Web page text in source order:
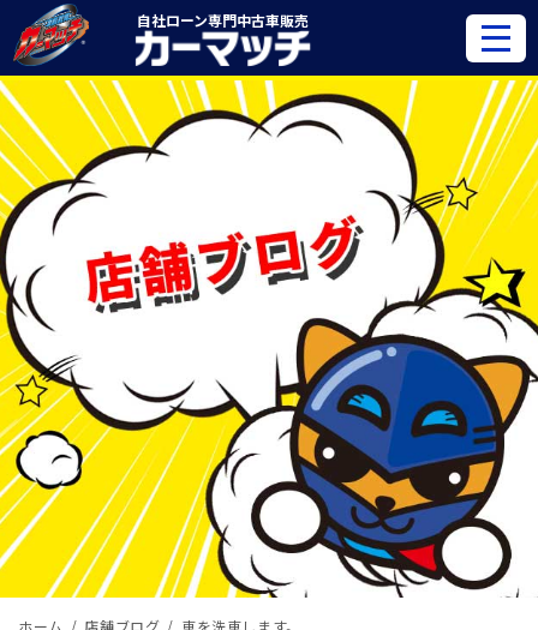
自社ローン専門中古車販売
ホーム 店舗ブログ 車を洗車します。